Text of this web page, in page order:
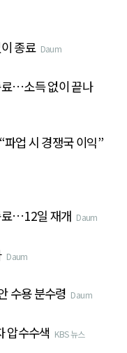
종료 Daum
료…소득 없이 끝나
업 시 경쟁국 이익”
료…12일 재개 Daum
Daum
수용 분수령 Daum
압수수색 KBS 뉴스